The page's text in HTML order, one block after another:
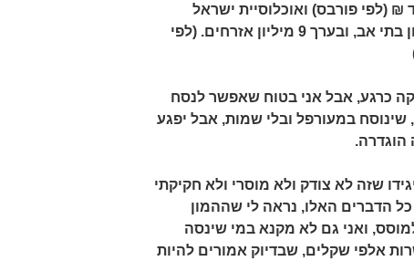
של כ 200 מיליארד ₪ (לפי פורבס) ואוכלוסיית ישראל
מורכבת מקצת פחות משני מיליון בתי אב, ובערך 9 מיליון אזרחים. (לפי
כרגע, אבל אני בטוח שאפשר לנסח
שינוסח במעורפל ובלי שמות, אבל יפגע
הוגדרה.
שזה לא צודק ולא מוסרי ולא חקיקתי
הדברים האלו, נראה לי שההמון
ואני גם לא מקנא במי שינסה
אלפי שקלים, שבדיוק אמורים להיות